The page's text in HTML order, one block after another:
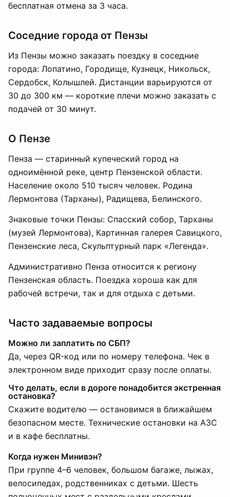
бесплатная отмена за 3 часа.
Соседние города от Пензы
Из Пензы можно заказать поездку в соседние
города: Лопатино, Городище, Кузнецк, Никольск,
Сердобск, Колышлей. Дистанции варьируются от
30 до 300 км — короткие плечи можно заказать с
подачей от 30 минут.
О Пензе
Пенза — старинный купеческий город на
одноимённой реке, центр Пензенской области.
Население около 510 тысяч человек. Родина
Лермонтова (Тарханы), Радищева, Белинского.
Знаковые точки Пензы: Спасский собор, Тарханы
(музей Лермонтова), Картинная галерея Савицкого,
Пензенские леса, Скульптурный парк «Легенда».
Административно Пенза относится к региону
Пензенская область. Поездка хороша как для
рабочей встречи, так и для отдыха с детьми.
Часто задаваемые вопросы
Можно ли заплатить по СБП?
Да, через QR-код или по номеру телефона. Чек в
электронном виде приходит сразу после оплаты.
Что делать, если в дороге понадобится экстренная
остановка?
Скажите водителю — остановимся в ближайшем
безопасном месте. Технические остановки на АЗС
и в кафе бесплатны.
Когда нужен Минивэн?
При группе 4–6 человек, большом багаже, лыжах,
велосипедах, родственниках с детьми. Шесть